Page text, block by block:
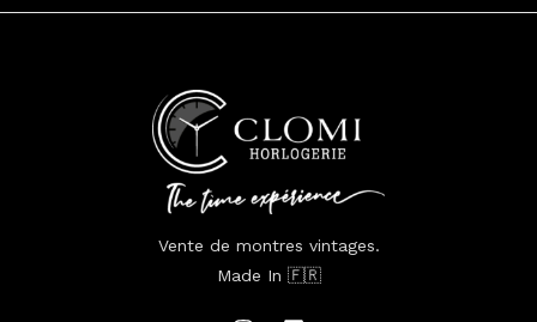
Vente de montres vintages.
Made In 🇫🇷